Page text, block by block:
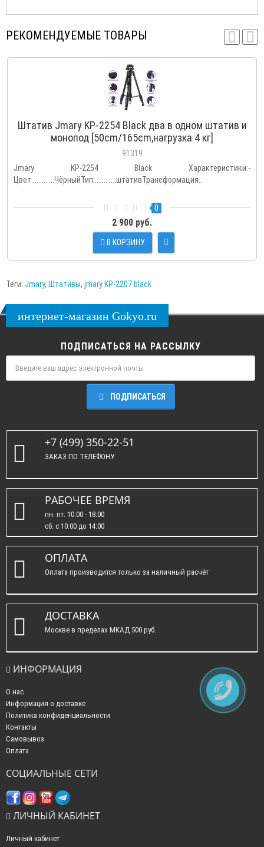
РЕКОМЕНДУЕМЫЕ ТОВАРЫ
Штатив Jmary KP-2254 Black два в одном штатив и
монопод [50cm/165cm,нагрузка 4 кг]
91319
Jmary KP-2254 Black Характеристики:-
Цвет.............ЧёрныйТип.............штативТрансформация..
0
2 900 руб.
В КОРЗИНУ
Теги: Jmary, Штативы, jmary KP-2207 black
интернет-магазин Gokyo.ru
ПОДПИСАТЬСЯ НА РАССЫЛКУ
ПОДПИСАТЬСЯ
+7 (499) 350-22-51
ЗАКАЗ ПО ТЕЛЕФОНУ
РАБОЧЕЕ ВРЕМЯ
пн. пт. 10:00 - 18:00
сб. c 10:00 до 14:00
вс. : выходные.
ОПЛАТА
Оплата производится только за наличный расчёт
ДОСТАВКА
Москве в пределах МКАД 500 руб.
ИНФОРМАЦИЯ
О нас
Информация о доставке
Политика конфиденциальности
Контакты
Самовывоз
Оплата
СОЦИАЛЬНЫЕ СЕТИ
ЛИЧНЫЙ КАБИНЕТ
Личный кабинет